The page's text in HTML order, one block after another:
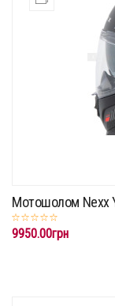
Мотошолом Nexx
9950.00грн